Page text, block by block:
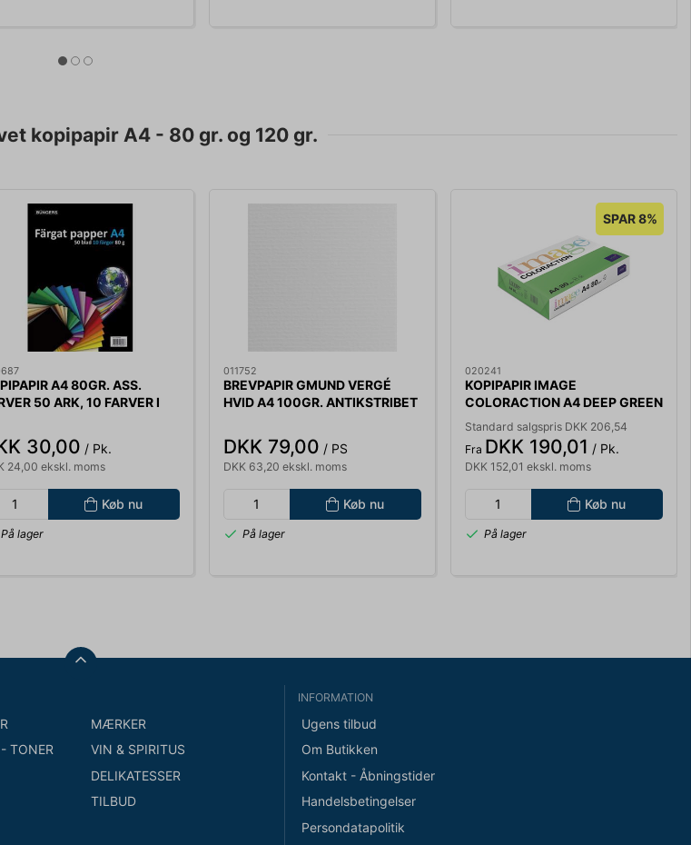
kopipapir A4 - 80 gr. og 120 gr.
A4 80GR. ASS.
50 ARK, 10 FARVER I
30,00 / Pk.
24,00 ekskl. moms
Køb nu
På lager
011752
BREVPAPIR GMUND VERGÉ
HVID A4 100GR. ANTIKSTRIBET
DKK 79,00 / PS
DKK 63,20 ekskl. moms
Køb nu
På lager
SPAR 8%
020241
KOPIPAPIR IMAGE
COLORACTION A4 DEEP GREEN
80 GR 500 ARK/PK
Standard salgspris DKK 206,54
Fra DKK 190,01 / Pk.
DKK 152,01 ekskl. moms
Køb nu
På lager
TONER
MÆRKER
VIN & SPIRITUS
DELIKATESSER
TILBUD
INFORMATION
Ugens tilbud
Om Butikken
Kontakt - Åbningstider
Handelsbetingelser
Persondatapolitik